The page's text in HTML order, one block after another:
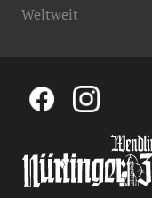
Weltweit